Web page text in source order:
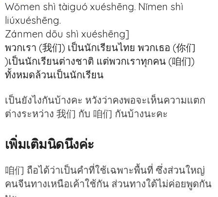
Wǒmen shì tàiguó xuéshēng. Nǐmen shì
liúxuéshēng.
Zánmen dōu shì xuéshēng]
พวกเรา (我们) เป็นนักเรียนไทย พวกเธอ (你们
)เป็นนักเรียนต่างชาติ แต่พวกเราทุกคน (咱们)
ทั้งหมดล้วนเป็นนักเรียน
เป็นยังไงกันบ้างคะ หวังว่าคงพอจะเห็นความแตก
ต่างระหว่าง 我们 กับ 咱们 กันบ้างนะคะ
เพิ่มเติมนิดนึงค่ะ
咱们 ถือได้ว่าเป็นคำที่ใช้เฉพาะพื้นที่ ซึ่งส่วนใหญ่
คนจีนทางเหนือเค้าใช้กัน ส่วนทางใต้ไม่ค่อยพูดกัน